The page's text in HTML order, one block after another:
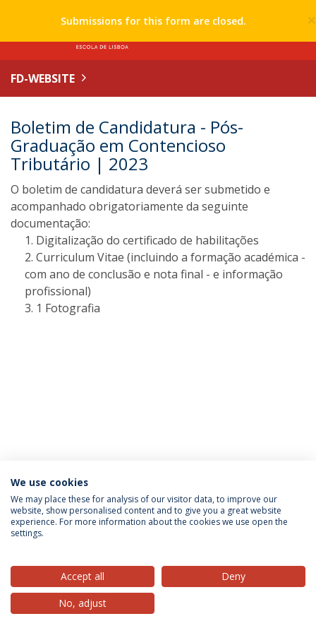
×
Submissions for this form are closed.
FD-WEBSITE
Boletim de Candidatura - Pós-
Graduação em Contencioso
Tributário | 2023
O boletim de candidatura deverá ser submetido e
acompanhado obrigatoriamente da seguinte
documentação:
Digitalização do certificado de habilitações
Curriculum Vitae (incluindo a formação académica -
com ano de conclusão e nota final - e informação
profissional)
1 Fotografia
Privacy Policy Terms & Conditions Rights of Data Subjects
© 2026 Universidade Católica Portuguesa
We use cookies
We may place these for analysis of our visitor data, to improve our
website, show personalised content and to give you a great website
experience. For more information about the cookies we use open the
settings.
Accept all
Deny
No, adjust